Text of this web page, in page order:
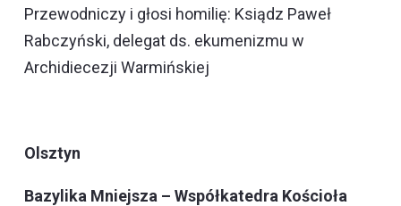
Przewodniczy i głosi homilię: Ksiądz Paweł
Rabczyński, delegat ds. ekumenizmu w
Archidiecezji Warmińskiej
Olsztyn
Bazylika Mniejsza – Współkatedra Kościoła